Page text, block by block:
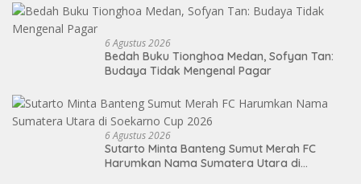
6 Agustus 2026
Bedah Buku Tionghoa Medan, Sofyan Tan:
Budaya Tidak Mengenal Pagar
6 Agustus 2026
Sutarto Minta Banteng Sumut Merah FC
Harumkan Nama Sumatera Utara di